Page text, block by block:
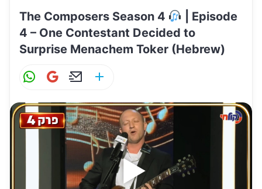
The Composers Season 4
| Episode
4 – One Contestant Decided to
Surprise Menachem Toker (Hebrew)
W
at
s
G
ai
l
E
ai
l
ar
e